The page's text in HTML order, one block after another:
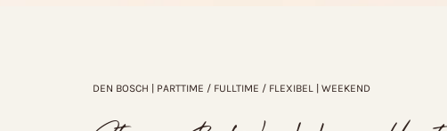
DEN BOSCH | PARTTIME / FULLTIME / FLEXIBEL | WEEKEND